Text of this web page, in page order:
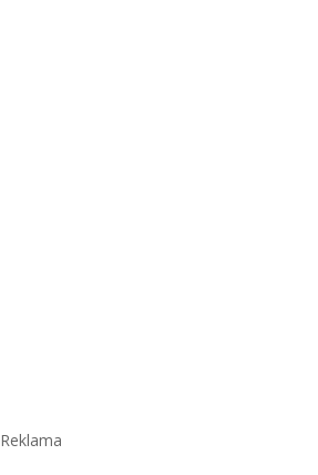
Reklama